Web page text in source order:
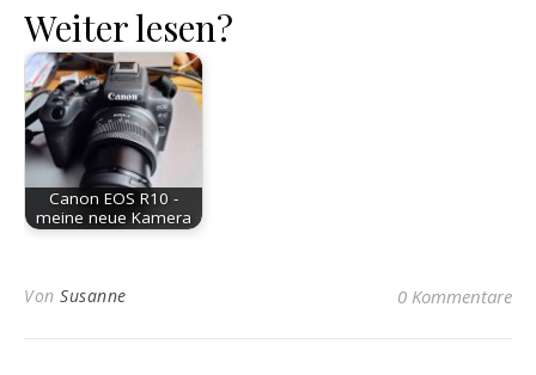
Weiter lesen?
Canon EOS R10 -
meine neue Kamera
Von Susanne 0 Kommentare